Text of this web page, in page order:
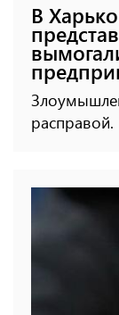
В
расправой.